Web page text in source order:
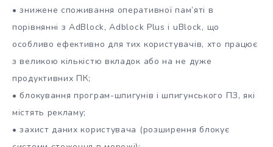
• знижене споживання оперативної пам’яті в
порівнянні з AdBlock, Adblock Plus і uBlock, що
особливо ефективно для тих користувачів, хто працює
з великою кількістю вкладок або на не дуже
продуктивних ПК;
• блокування програм-шпигунів і шпигунського ПЗ, які
містять рекламу;
• захист даних користувача (розширення блокує